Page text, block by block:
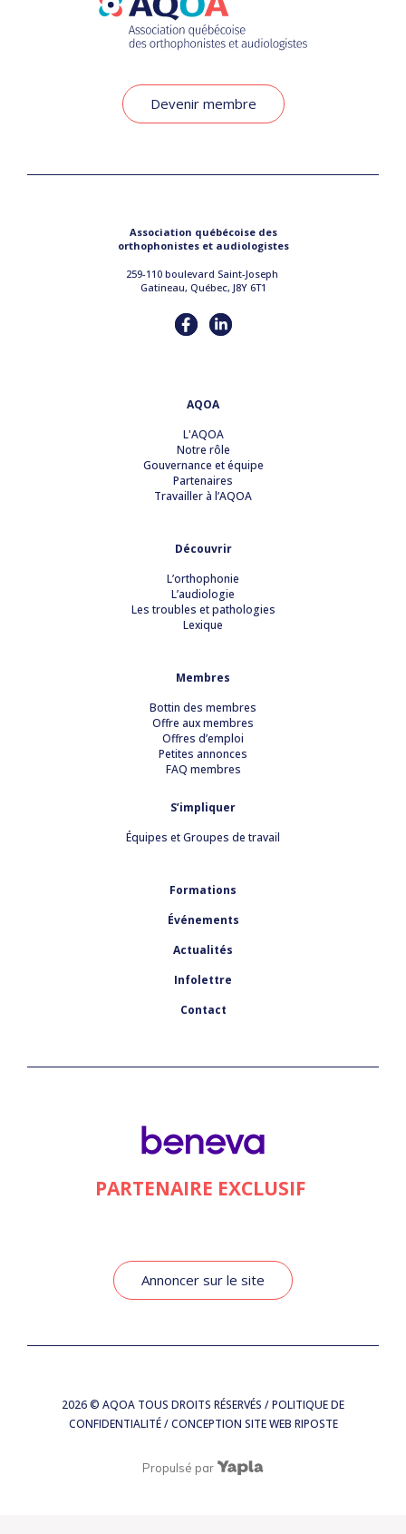
Devenir membre
Association québécoise des
orthophonistes et audiologistes
259-110 boulevard Saint-Joseph
Gatineau, Québec, J8Y 6T1
AQOA
L'AQOA
Notre rôle
Gouvernance et équipe
Partenaires
Travailler à l’AQOA
Découvrir
L’orthophonie
L’audiologie
Les troubles et pathologies
Lexique
Membres
Bottin des membres
Offre aux membres
Offres d’emploi
Petites annonces
FAQ membres
S’impliquer
Équipes et Groupes de travail
Formations
Événements
Actualités
Infolettre
Contact
PARTENAIRE EXCLUSIF
Annoncer sur le site
2026© AQOA TOUS DROITS RÉSERVÉS /POLITIQUE DE
CONFIDENTIALITÉ/ CONCEPTION SITE WEB RIPOSTE
Propulsé par